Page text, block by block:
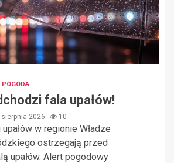
POGODA
fala upałów!
sierpnia 2026 10
w regionie Władze
ostrzegają przed
upałów. Alert pogodowy